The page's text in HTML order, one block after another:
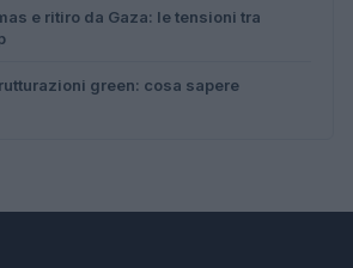
e ritiro da Gaza: le tensioni tra
green: cosa sapere